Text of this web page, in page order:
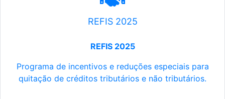
REFIS 2025
REFIS 2025
Programa de incentivos e reduções especiais para
quitação de créditos tributários e não tributários.